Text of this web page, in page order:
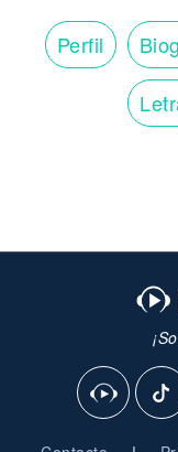
Perfil